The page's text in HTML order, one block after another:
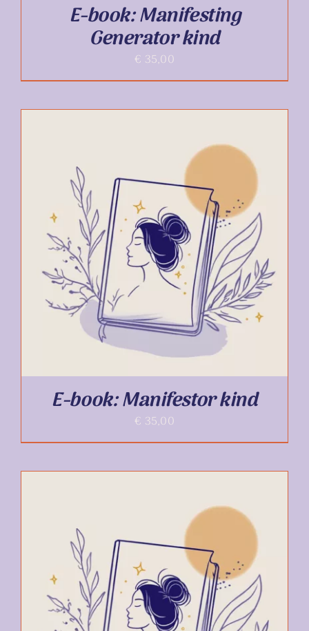
E-book: Manifesting
Generator kind
€ 35,00
TOEVOEGEN AAN WINKELWAGEN / DETAILS
E-book: Manifestor kind
€ 35,00
TOEVOEGEN AAN WINKELWAGEN / DETAILS